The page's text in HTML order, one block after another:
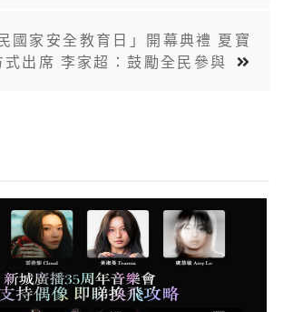
國家安全教育日」開幕典禮 夏寶
式出席 李家超：鼓勵全民參與